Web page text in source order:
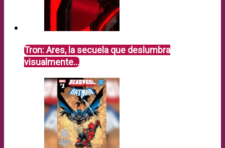
Tron: Ares, la secuela que deslumbra
visualmente…